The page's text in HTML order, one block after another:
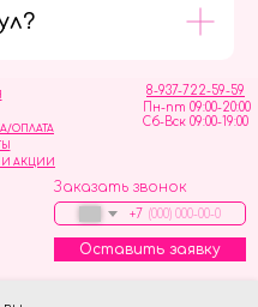
ОПЛАТА
АКЦИИ
8-937-722-59-59
Пн-пт 09:00-20:00
Сб-Вск 09:00-19:00
Заказать звонок
+7
Оставить заявку